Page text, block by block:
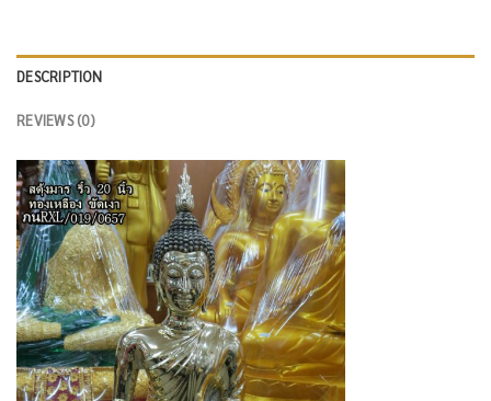
DESCRIPTION
REVIEWS (0)